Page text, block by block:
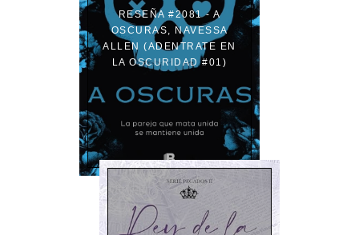
RESEÑA #2081 - A
OSCURAS, NAVESSA
ALLEN (ADENTRATE EN
LA OSCURIDAD #01)